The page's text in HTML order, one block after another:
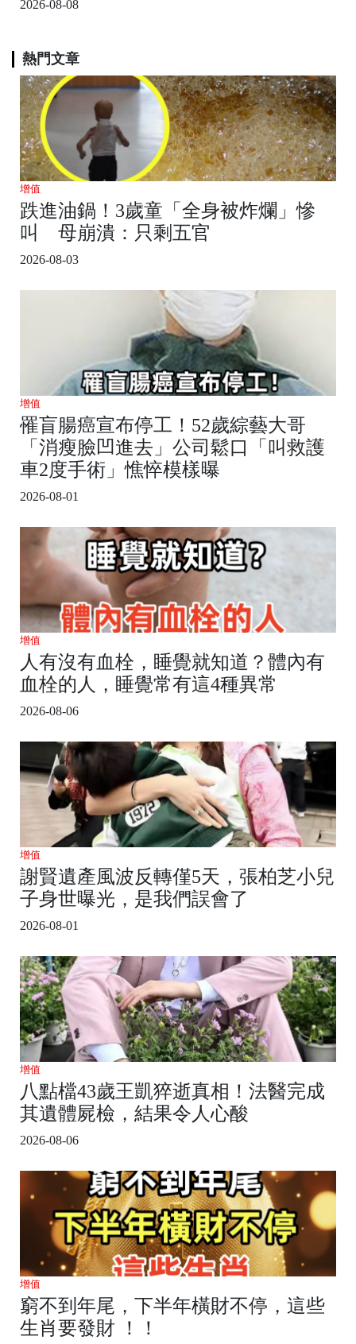
2026-08-08
熱門文章
增值
跌進油鍋！3歲童「全身被炸爛」慘
叫 母崩潰：只剩五官
2026-08-03
增值
罹盲腸癌宣布停工！52歲綜藝大哥
「消瘦臉凹進去」公司鬆口「叫救護
車2度手術」憔悴模樣曝
2026-08-01
增值
人有沒有血栓，睡覺就知道？體內有
血栓的人，睡覺常有這4種異常
2026-08-06
增值
謝賢遺產風波反轉僅5天，張柏芝小兒
子身世曝光，是我們誤會了
2026-08-01
增值
八點檔43歲王凱猝逝真相！法醫完成
其遺體屍檢，結果令人心酸
2026-08-06
增值
窮不到年尾，下半年橫財不停，這些
生肖要發財 ！！